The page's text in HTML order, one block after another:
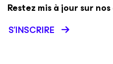
Restez mis à jour sur
S’INSCRIRE